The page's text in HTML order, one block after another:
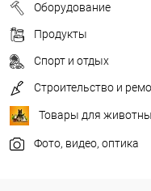
Оборудование
Продукты
Спорт и отдых
Строительство и
Товары для
Фото, видео, оптика